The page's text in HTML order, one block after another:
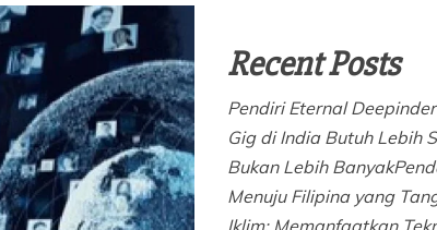
Recent Posts
Pendiri Eternal
Gig di India Butuh Lebih
Bukan Lebih
Menuju Filipina yang
Iklim: Memanfaatkan